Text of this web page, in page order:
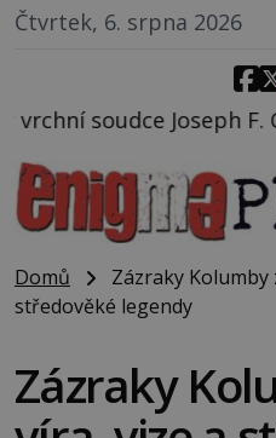
Čtvrtek, 6. srpna 2026
F. Crater se 6. srpna
Domů
Zázraky Kolumby
středověké legendy
Zázraky